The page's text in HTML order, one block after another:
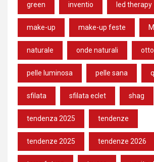
green inventio led therapy
make-up make-up feste
naturale onde naturali
pelle luminosa pelle sana
sfilata sfilata eclet shag
tendenza 2025 tendenze
tendenze 2025 tendenze 2026